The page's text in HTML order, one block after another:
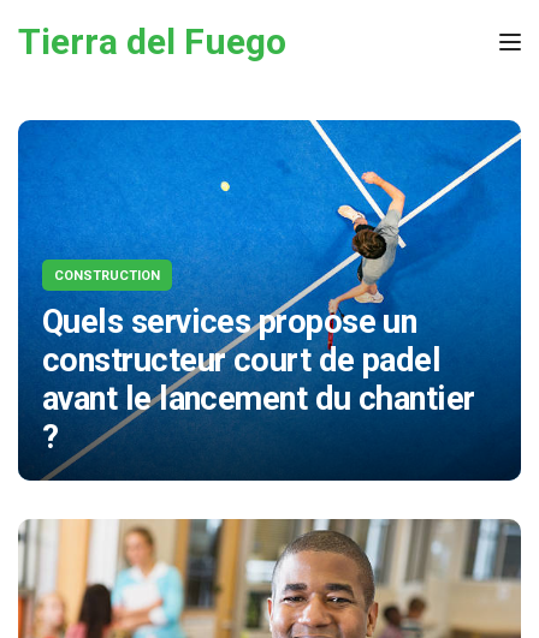
Tierra del Fuego
CONSTRUCTION
Quels services propose un
constructeur court de padel
avant le lancement du chantier
?